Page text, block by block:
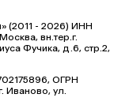
(2011 - 2026) ИНН
вн.тер.г.
Фучика, д.6, стр.2,
ОГРН
Иваново, ул.